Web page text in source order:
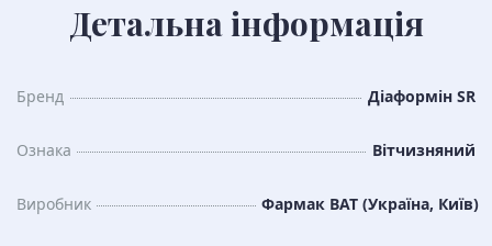
Детальна інформація
Бренд Діаформін SR
Ознака Вітчизняний
Виробник Фармак ВАТ (Україна, Київ)